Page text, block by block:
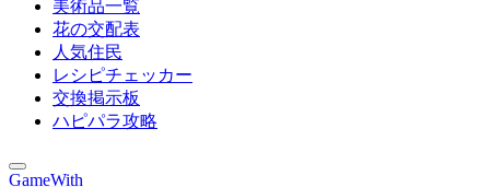
美術品一覧
花の交配表
人気住民
レシピチェッカー
交換掲示板
ハピパラ攻略
GameWith